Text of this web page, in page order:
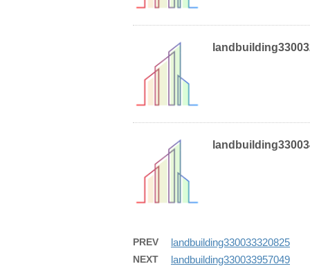
PREV landbuilding330033320825
NEXT landbuilding330033957049